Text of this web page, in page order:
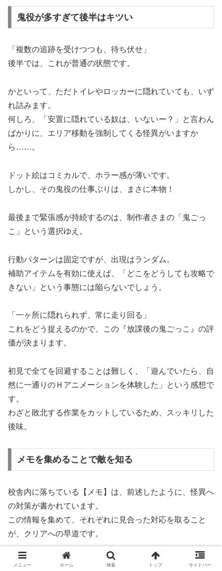
鬼役が多すぎて後半はキツい
「複数の追跡を受けつつも、待ち伏せ」
後半では、これが普通の状態です。
かといって、ただトイレやロッカーに隠れていても、いず
れ詰みます。
何しろ、「安置に隠れている奴は、いないー？」と言わん
ばかりに、エリア移動を強制してくる怪異がいますか
ら……。
ドット絵はコミカルで、ホラー感が薄いです。
しかし、その鬼役の仕事ぶりは、まさに本物！
最後まで緊張感が持続するのは、制作者さまの「鬼ごっ
こ」という選択ゆえ。
行動パターンは固定ですが、出現はランダム。
補助アイテムを有効に使えば、「どこをどうしても攻略で
きない」という事態には陥らないでしょう。
「一ヶ所に隠れられず、常に走り回る」
これをどう捉えるのかで、この『放課後の鬼ごっこ』の評
価が決まります。
初見で全てを回避することは難しく、「遊んでいたら、自
然に一通りのＨアニメーションを体験した」という感想で
す。
わざと敗北する作業をカットしているため、スッキリした
後味。
メモを集めることで敵を知る
校舎内に落ちている【メモ】は、前述したように、怪異へ
の対策が書かれています。
この情報を集めて、それぞれに見合った対応を取ること
が、クリアへの早道です。
おねショタは新しい時代に突入
メニュー ホーム 検索 トップ サイドバー